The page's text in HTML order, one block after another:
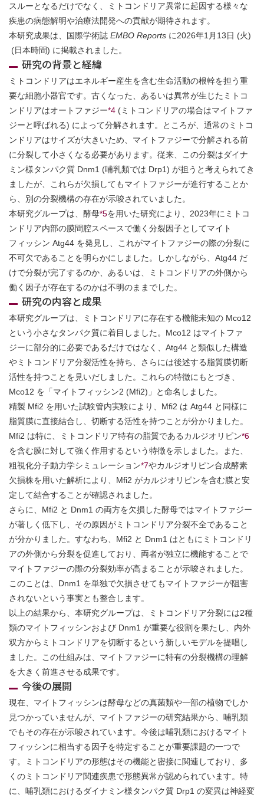
スルーとなるだけでなく、ミトコンドリア異常に起因する様々な
疾患の病態解明や治療法開発への貢献が期待されます。
本研究成果は、国際学術誌 EMBO Reports に2026年1月13日 (火)
(日本時間) に掲載されました。
研究の背景と経緯
ミトコンドリアはエネルギー産生を含む生命活動の根幹を担う重
要な細胞小器官です。古くなった、あるいは異常が生じたミトコ
ンドリアはオートファジー*4 (ミトコンドリアの場合はマイトファ
ジーと呼ばれる) によって分解されます。ところが、通常のミトコ
ンドリアはサイズが大きいため、マイトファジーで分解される前
に分裂して小さくなる必要があります。従来、この分裂はダイナ
ミン様タンパク質 Dnm1 (哺乳類では Drp1) が担うと考えられてき
ましたが、これらが欠損してもマイトファジーが進行することか
ら、別の分裂機構の存在が示唆されていました。
本研究グループは、酵母*5を用いた研究により、2023年にミトコ
ンドリア内部の膜間腔スペースで働く分裂因子としてマイト
フィッシン Atg44 を発見し、これがマイトファジーの際の分裂に
不可欠であることを明らかにしました。しかしながら、Atg44 だ
けで分裂が完了するのか、あるいは、ミトコンドリアの外側から
働く因子が存在するのかは不明のままでした。
研究の内容と成果
本研究グループは、ミトコンドリアに存在する機能未知の Mco12
という小さなタンパク質に着目しました。Mco12 はマイトファ
ジーに部分的に必要であるだけではなく、Atg44 と類似した構造
やミトコンドリア分裂活性を持ち、さらには後述する脂質膜切断
活性を持つことを見いだしました。これらの特徴にもとづき、
Mco12 を「マイトフィッシン2 (Mfi2)」と命名しました。
精製 Mfi2 を用いた試験管内実験により、Mfi2 は Atg44 と同様に
脂質膜に直接結合し、切断する活性を持つことが分かりました。
Mfi2 は特に、ミトコンドリア特有の脂質であるカルジオリピン*6
を含む膜に対して強く作用するという特徴を示しました。また、
粗視化分子動力学シミュレーション*7やカルジオリピン合成酵素
欠損株を用いた解析により、Mfi2 がカルジオリピンを含む膜と安
定して結合することが確認されました。
さらに、Mfi2 と Dnm1 の両方を欠損した酵母ではマイトファジー
が著しく低下し、その原因がミトコンドリア分裂不全であること
が分かりました。すなわち、Mfi2 と Dnm1 はともにミトコンドリ
アの外側から分裂を促進しており、両者が独立に機能することで
マイトファジーの際の分裂効率が高まることが示唆されました。
このことは、Dnm1 を単独で欠損させてもマイトファジーが阻害
されないという事実とも整合します。
以上の結果から、本研究グループは、ミトコンドリア分裂には2種
類のマイトフィッシンおよび Dnm1 が重要な役割を果たし、内外
双方からミトコンドリアを切断するという新しいモデルを提唱し
ました。この仕組みは、マイトファジーに特有の分裂機構の理解
を大きく前進させる成果です。
今後の展開
現在、マイトフィッシンは酵母などの真菌類や一部の植物でしか
見つかっていませんが、マイトファジーの研究結果から、哺乳類
でもその存在が示唆されています。今後は哺乳類におけるマイト
フィッシンに相当する因子を特定することが重要課題の一つで
す。ミトコンドリアの形態はその機能と密接に関連しており、多
くのミトコンドリア関連疾患で形態異常が認められています。特
に、哺乳類におけるダイナミン様タンパク質 Drp1 の変異は神経変